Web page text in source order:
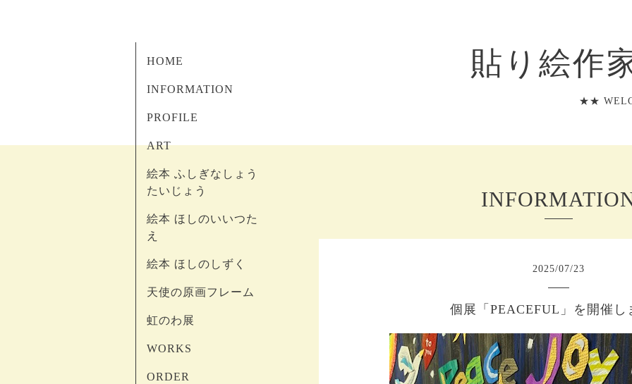
貼り絵作
★★
HOME
INFORMATION
PROFILE
ART
絵本 ふしぎなしょう
たいじょう
絵本 ほしのいいつた
え
絵本 ほしのしずく
天使の原画フレーム
虹のわ展
WORKS
ORDER
2025/07/23
個展「PEACEFUL」を開催